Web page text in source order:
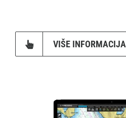
VIŠE INFORMACIJA